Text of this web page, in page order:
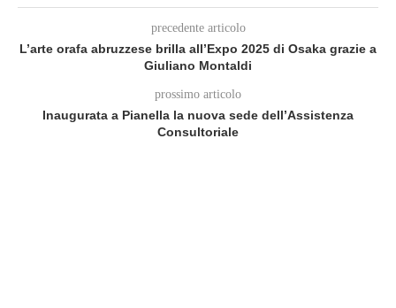
precedente articolo
L’arte orafa abruzzese brilla all’Expo 2025 di Osaka grazie a
Giuliano Montaldi
prossimo articolo
Inaugurata a Pianella la nuova sede dell’Assistenza
Consultoriale